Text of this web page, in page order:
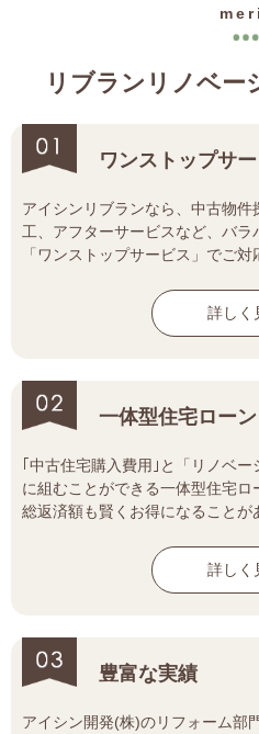
リブランリノベー
ワンストップサ
アイシンリブランなら、中古物
工、アフターサービスなど、バ
「ワンストップサービス」でご対
詳しく
一体型住宅ローン
｢中古住宅購入費用｣と「リノベ
に組むことができる一体型住宅
総返済額も賢くお得になることが
詳しく
豊富な実績
アイシン開発(株)のリフォーム部